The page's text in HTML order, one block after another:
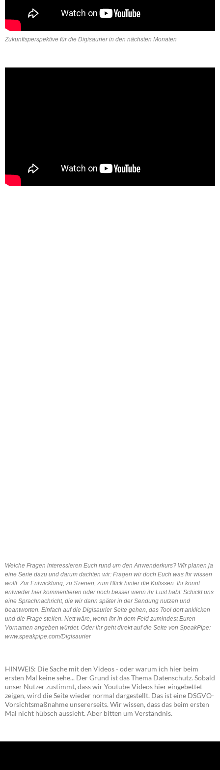
Zukunftsperspektive für die Digisaurier in den nächsten Monaten
Welche Fragen interessieren Euch rund um den Anwenderkurs? Wir planen ja
eine Serie dazu und darum dachten wir: Fragen wir doch Euch was Ihr wissen
wollt. Zur Entwicklung, zu Szenen, zum Blick hinter die Kulissen. Ihr könnt
entweder hier kommentieren oder noch besser wenn ihr Lust habt: Schickt uns
eine Sprachnachricht, die wir dann später in der Sendung nutzen und
beantworten. Einfach auf die Digisaurier Seite gehen, das Tool dort anklicken
und die Frage stellen. Nett wäre, wenn Ihr in dem Feld zumindest Euren
Vornamen angeben würdet. Oder ihr geht direkt auf die Seite von SpeakPipe:
www.speakpipe.com/Digisaurier
HINWEIS: Die Sache mit den Videos - oder warum ich hier beim
ersten Mal keine sehe... Der Grund ist das Thema Datenschutz. Sobald
unser Nutzer zustimmt, dass wir Youtube-Videos hier eingebettet
zeigen, wird die Seite wieder normal dargestellt. Das ist eine DSGVO-
Vorsichtsmaßnahme unsererseits. Wir wissen, dass das beim ersten
Mal nicht hübsch aussieht. Aber bitten um Verständnis.